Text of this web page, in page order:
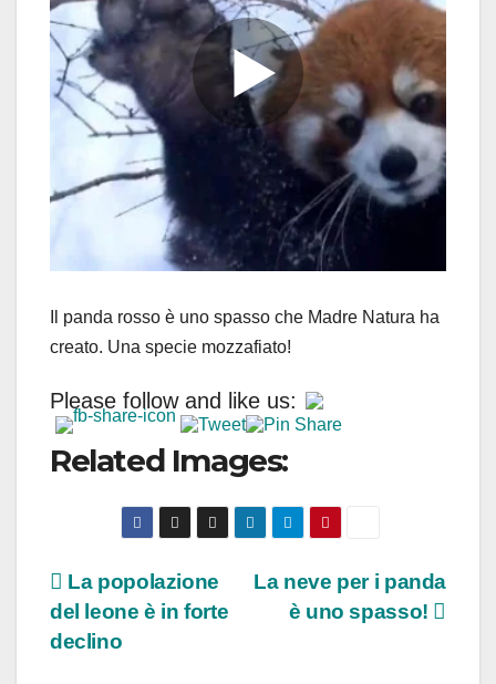
Il panda rosso è uno spasso che Madre Natura ha
creato. Una specie mozzafiato!
Please follow and like us:
Related Images:
Navigazione
articoli
La neve per i panda
è uno spasso!
La popolazione
del leone è in forte
declino